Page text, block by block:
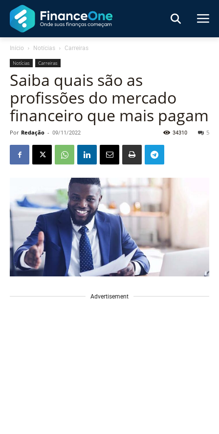
Início Notícias Carreiras
Notícias Carreiras
Saiba quais são as
profissões do mercado
financeiro que mais pagam
Por Redação - 09/11/2022 5
34310
Advertisement